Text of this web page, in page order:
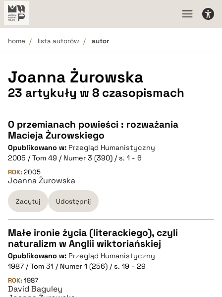
home lista autorów autor
Joanna Żurowska
23 artykuły w 8 czasopismach
O przemianach powieści : rozważania
Macieja Żurowskiego
Opublikowano w: Przegląd Humanistyczny
2005 / Tom 49 / Numer 3 (390) / s. 1 - 6
ROK: 2005
Joanna Żurowska
Zacytuj Udostępnij
CZYSTY TEKST
pobierz cytat
Małe ironie życia (literackiego), czyli
naturalizm w Anglii wiktoriańskiej
Opublikowano w: Przegląd Humanistyczny
1987 / Tom 31 / Numer 1 (256) / s. 19 - 29
ROK: 1987
David Baguley